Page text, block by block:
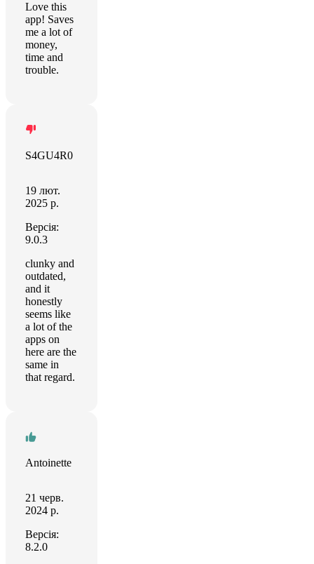
Love this
app! Saves
me a lot of
money,
time and
trouble.
S4GU4R0
19 лют.
2025 р.
Версія:
9.0.3
clunky and
outdated,
and it
honestly
seems like
a lot of the
apps on
here are the
same in
that regard.
Antoinette
21 черв.
2024 р.
Версія:
8.2.0